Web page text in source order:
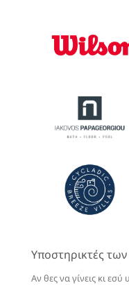
Υποστηρικτές
Αν θες να γίνεις κι